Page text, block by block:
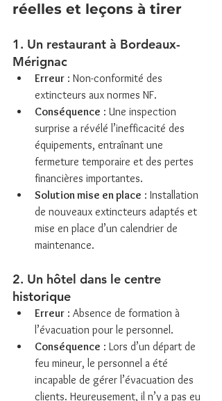
réelles et leçons à tirer
1. Un restaurant à Bordeaux-
Mérignac
Erreur : Non-conformité des
extincteurs aux normes NF.
Conséquence : Une inspection
surprise a révélé l’inefficacité des
équipements, entraînant une
fermeture temporaire et des pertes
financières importantes.
Solution mise en place : Installation
de nouveaux extincteurs adaptés et
mise en place d’un calendrier de
maintenance.
2. Un hôtel dans le centre
historique
Erreur : Absence de formation à
l’évacuation pour le personnel.
Conséquence : Lors d’un départ de
feu mineur, le personnel a été
incapable de gérer l’évacuation des
clients. Heureusement, il n’y a pas eu